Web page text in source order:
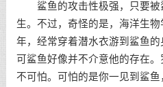
鲨鱼的攻击性极强，只要被
生。不过，奇怪的是，海洋生
年，经常穿着潜水衣游到鲨鱼的
可鲨鱼好像并不介意他的存在
不可怕。可怕的是你一见到鲨鱼